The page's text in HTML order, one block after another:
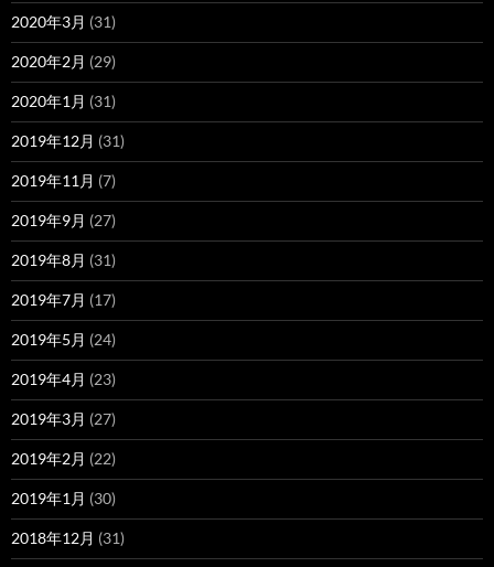
2020年3月 (31)
2020年2月 (29)
2020年1月 (31)
2019年12月 (31)
2019年11月 (7)
2019年9月 (27)
2019年8月 (31)
2019年7月 (17)
2019年5月 (24)
2019年4月 (23)
2019年3月 (27)
2019年2月 (22)
2019年1月 (30)
2018年12月 (31)